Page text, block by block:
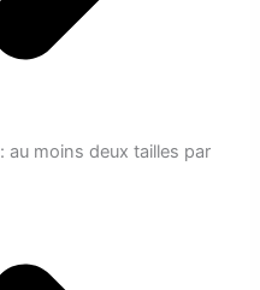
: au moins deux tailles par